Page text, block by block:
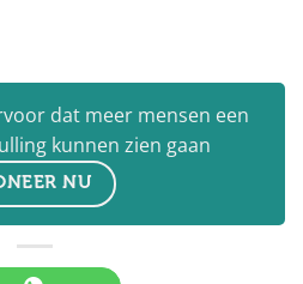
dat meer mensen een
kunnen zien gaan
NU